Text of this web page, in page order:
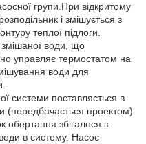
групи.При відкритому
і змішується з
теплої підлоги.
змішаної води, що
управляє термостатом на
води для
системи поставляється в
(передбачається проектом)
обертання збігалося з
в систему. Насос